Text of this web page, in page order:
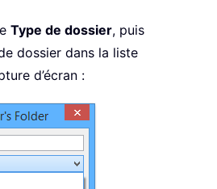
Type de dossier, puis
dossier dans la liste
d’écran :